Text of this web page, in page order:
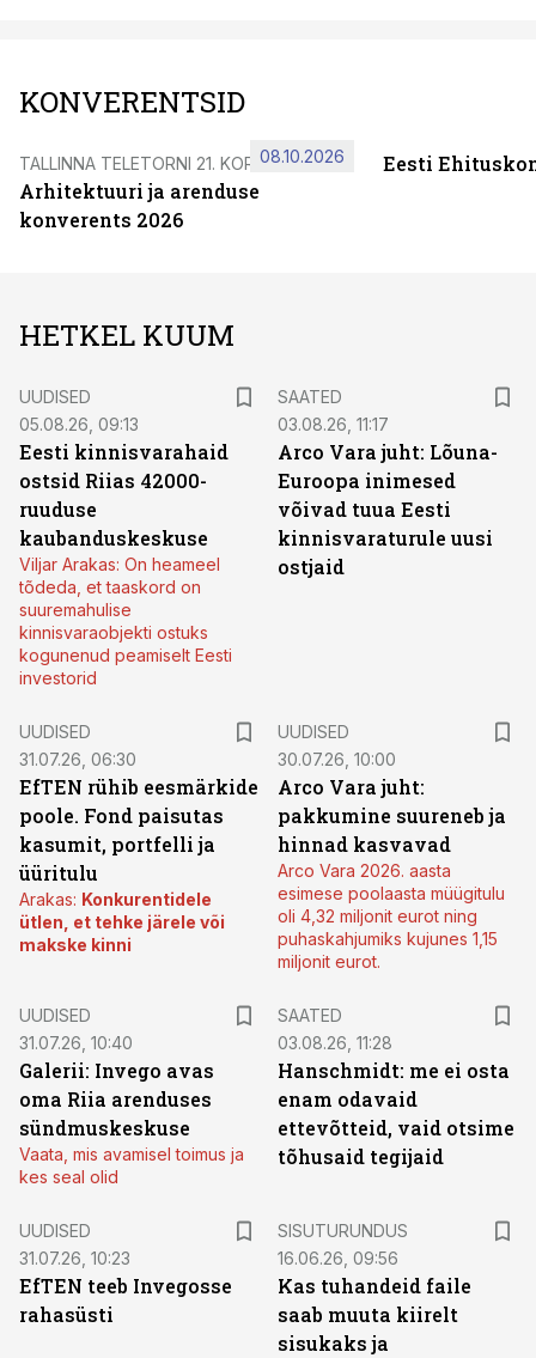
KONVERENTSID
TALLINNA TELETORNI 21. KORRUSEL
Arhitektuuri ja arenduse
konverents 2026
08.10.2026 Eesti
HETKEL KUUM
UUDISED
05.08.26, 09:13
Eesti kinnisvarahaid
ostsid Riias 42000-
ruuduse
kaubanduskeskuse
Viljar Arakas: On heameel
tõdeda, et taaskord on
suuremahulise
kinnisvaraobjekti ostuks
kogunenud peamiselt Eesti
investorid
SAATED
03.08.26, 11:17
Arco Vara juht: Lõuna-
Euroopa inimesed
võivad tuua Eesti
kinnisvaraturule uusi
ostjaid
UUDISED
31.07.26, 06:30
EfTEN rühib eesmärkide
poole. Fond paisutas
kasumit, portfelli ja
üüritulu
Arakas: Konkurentidele
ütlen, et tehke järele või
makske kinni
UUDISED
30.07.26, 10:00
Arco Vara juht:
pakkumine suureneb ja
hinnad kasvavad
Arco Vara 2026. aasta
esimese poolaasta müügitulu
oli 4,32 miljonit eurot ning
puhaskahjumiks kujunes 1,15
miljonit eurot.
UUDISED
31.07.26, 10:40
Galerii: Invego avas
oma Riia arenduses
sündmuskeskuse
Vaata, mis avamisel toimus ja
kes seal olid
SAATED
03.08.26, 11:28
Hanschmidt: me ei osta
enam odavaid
ettevõtteid, vaid otsime
tõhusaid tegijaid
UUDISED
31.07.26, 10:23
EfTEN teeb Invegosse
rahasüsti
SISUTURUNDUS
16.06.26, 09:56
Kas tuhandeid faile
saab muuta kiirelt
sisukaks ja